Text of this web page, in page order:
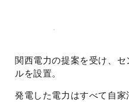
関西電力の提案を受け、
ルを設置。
発電した電力はすべて自